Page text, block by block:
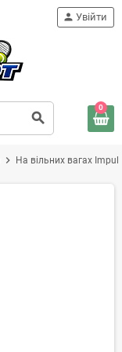
search
person Увійти
0
chevron_right На вільних вагах